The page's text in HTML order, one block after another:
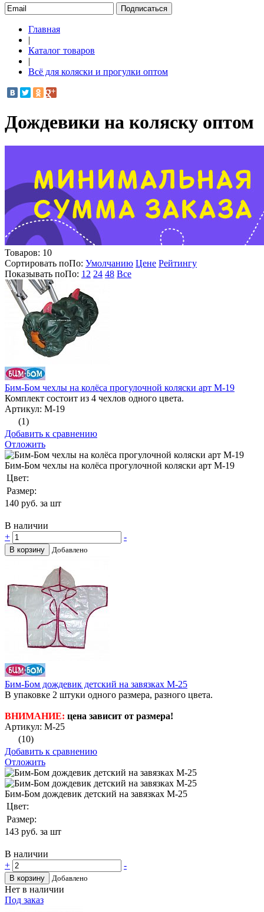
Подписаться
Главная
|
Каталог товаров
|
Всё для коляски и прогулки оптом
Дождевики на коляску оптом
Товаров: 10
Сортировать поПо: Умолчанию Цене Рейтингу
Показывать поПо: 12 24 48 Все
Бим-Бом чехлы на колёса прогулочной коляски арт М-19
Комплект состоит из 4 чехлов одного цвета.
Артикул: М-19
(1)
Добавить к сравнению
Отложить
Бим-Бом чехлы на колёса прогулочной коляски арт М-19
Цвет:
Размер:
140 руб. за шт
В наличии
+
-
В корзину Добавлено
Бим-Бом дождевик детский на завязках М-25
В упаковке 2 штуки одного размера, разного цвета.
ВНИМАНИЕ: цена зависит от размера!
Артикул: М-25
(10)
Добавить к сравнению
Отложить
Бим-Бом дождевик детский на завязках М-25
Цвет:
Размер:
143 руб. за шт
В наличии
+
-
В корзину Добавлено
Нет в наличии
Под заказ